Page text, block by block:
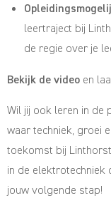
leertraject bij
de regie over je
Bekijk de video en
Wil jij ook leren in de
waar techniek, groei
toekomst bij
in de elektrotechniek
jouw volgende stap!